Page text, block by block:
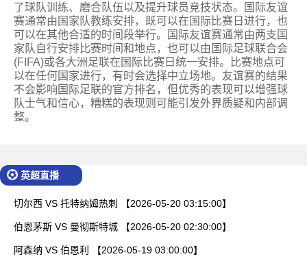
了球队训练、磨合队伍以及提升球员竞技状态。国际友谊
赛通常由国家队教练安排，既可以在国际比赛日进行，也
可以在其他合适的时间段举行。国际友谊赛通常由两支国
家队自行安排比赛时间和地点，也可以由国际足球联合会
(FIFA)或各大洲足联在国际比赛日统一安排。比赛地点可
以在任何国家进行，有时会选择中立场地。友谊赛的结果
不会影响国际足联的官方排名，但优秀的表现可以增强球
队士气和信心，糟糕的表现则可能引发外界质疑和内部调
整。
英超直播
切尔西 VS 托特纳姆热刺 【2026-05-20 03:15:00】
伯恩茅斯 VS 曼彻斯特城 【2026-05-20 02:30:00】
阿森纳 VS 伯恩利 【2026-05-19 03:00:00】